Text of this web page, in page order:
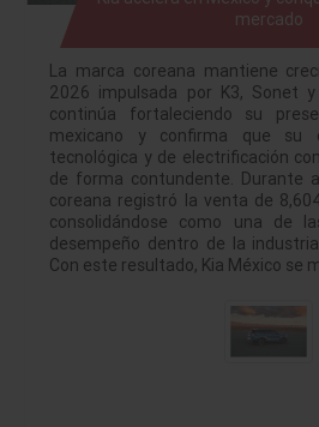
mercado
La marca coreana mantiene
2026 impulsada por K3, Sonet
continúa fortaleciendo su
mexicano y confirma que su
tecnológica y de electrificación
de forma contundente. Durante
coreana registró la venta de
consolidándose como una de
desempeño dentro de la
Con este resultado, Kia México se